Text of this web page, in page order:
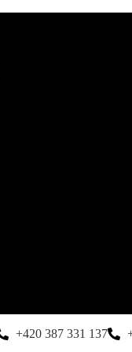
+420 387 331 137